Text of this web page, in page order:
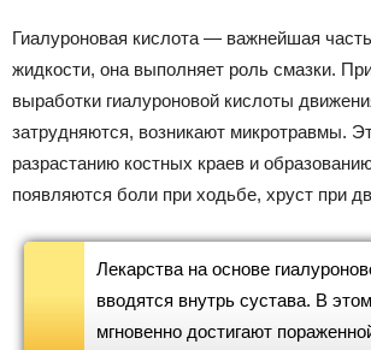
Гиалуроновая кислота — важнейшая
жидкости, она выполняет роль смазки.
выработки гиалуроновой кислоты
затрудняются, возникают микротравмы.
разрастанию костных краев и
появляются боли при ходьбе, хруст при
Лекарства на основе
вводятся внутрь сустава. В
мгновенно достигают